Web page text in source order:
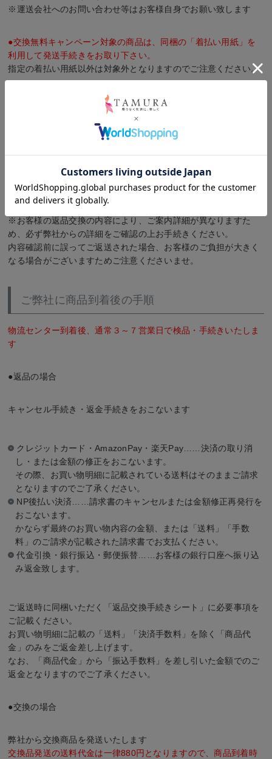
※運送会社へのお問い合わせ等はお客様自身でお願い致します
●交換無料キャンペーン対象の商品は、同梱の「着払い用紙」を
利用して発送手続きをお取り下さい。
指定の着払い用紙以外は対象外となりますのでご注意ください。
※ご連絡前の返送はおやめください
※お客様の返品交換の内容により、ご案内詳細が異なりますた
め、必ず弊社からの詳細をご確認の上お手続きください。
内容確認前に誤ってご返送された場合、お客様のご負担が大きく
なる場合がございますためご注意くださいませ。
ご弊社に商品到着後の手順
物流センター到着後、通常３～７営業日で検品・手続きいたしま
す
●返品の場合
キャンセル手続き・返金手続きをおこないます
クレジットカード・AmazonPay・楽天Pay……決済の取り消
し・または金額の修正をおこないます。
その際、お買い物明細に記載されている送料はそのままご請求
となりますのでご了承ください。
NP後払い決済……請求書のキャンセルまたは金額修正再発行を
おこないます。
かならず最終のお買い物内容の金額、または「送料」「手数
料」のご請求が記載された請求書でお支払ください。
代金引換・銀行振込・郵便振替……お客様の銀行口座へ振り込
み返金致します。
ご返送時に同梱いただく「返品交換手続きシート」に必要事項を
ご記載ください。
お買い物明細に記載の「送料」「決済手数料」を除く「商品代
金」のみをご返金差し上げます。
なお、「商品代金」から「振込手数料」を差し引いた金額でのご
返金となりますのでご了承ください。
●交換の場合
弊社から交換商品を発送いたします
交換品発送の送料代金は一律880円となりますので、商品到着時